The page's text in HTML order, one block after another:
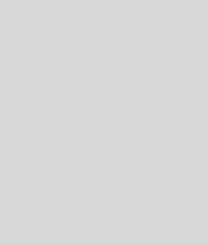
Dipinang Ima
Calon Wakil Bupati
Minta Restu
Kebaikan Kampung